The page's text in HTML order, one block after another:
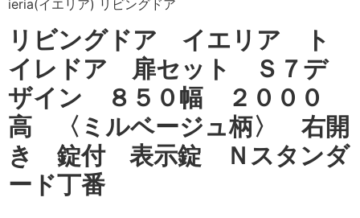
ieria(イエリア) リビングドア
リビングドア イエリア ト
イレドア 扉セット Ｓ７デ
ザイン ８５０幅 ２０００
高 〈ミルベージュ柄〉 右開
き 錠付 表示錠 Ｎスタンダ
ード丁番